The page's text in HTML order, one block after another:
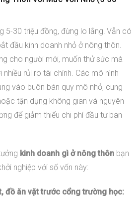
5-30 triệu đồng, đừng lo lắng! Vẫn có
đầu kinh doanh nhỏ ở nông thôn.
cho người mới, muốn thử sức mà
rủi ro tài chính. Các mô hình
vào buôn bán quy mô nhỏ, cung
tận dụng không gian và nguyên
để giảm thiểu chi phí đầu tư ban
kinh doanh gì ở nông thôn bạn
nghiệp với số vốn này:
đồ ăn vặt trước cổng trường học: